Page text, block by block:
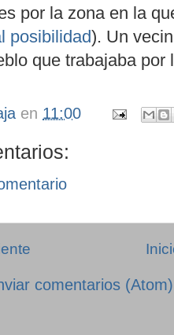
por la zona en la
posibilidad). Un
que trabajaba
en 11:00
comentarios (Atom)